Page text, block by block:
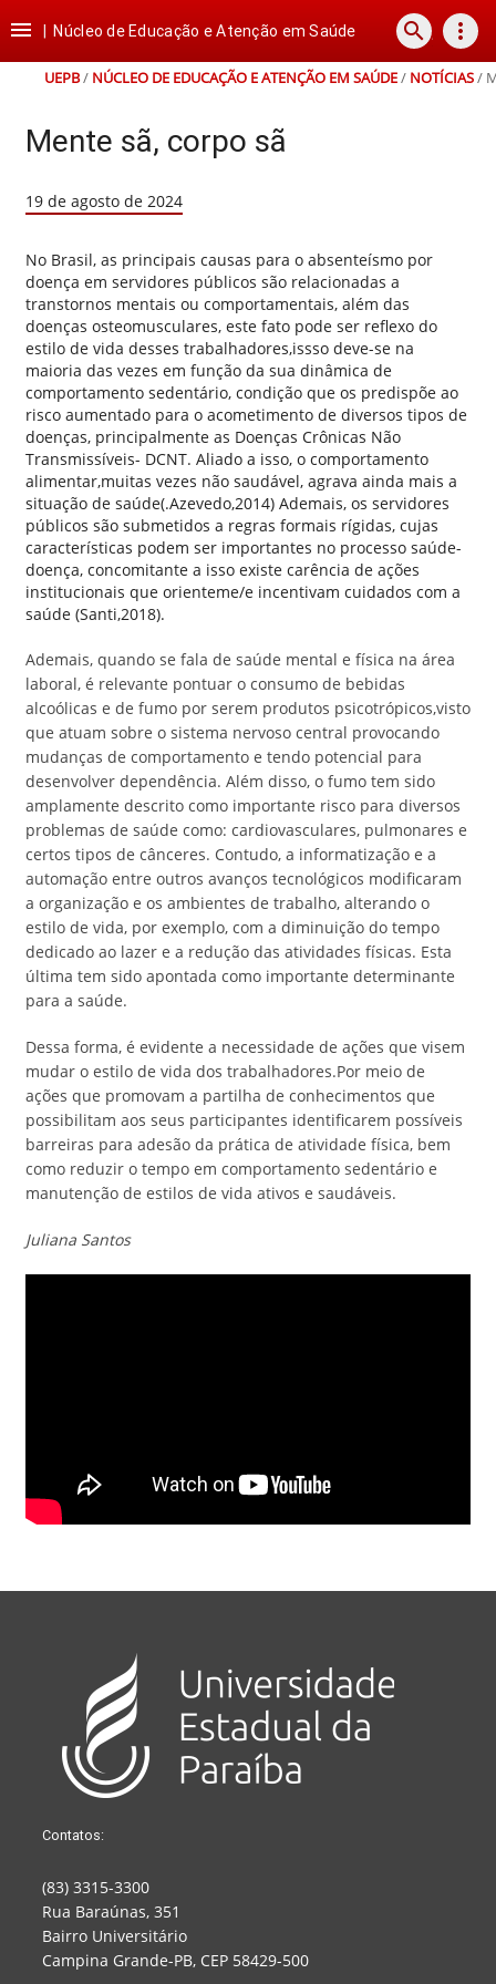
para
conteúdo
para
para
para
rodapé
 Núcleo de Educação e Atenção em Saúde search more_vert
UEPB/ NÚCLEO DE EDUCAÇÃO E ATENÇÃO EM SAÚDE/ NOTÍCIAS/
Mente sã, corpo sã
19 de agosto de 2024
No Brasil, as principais causas para o absenteísmo por
doença em servidores públicos são relacionadas a
transtornos mentais ou comportamentais, além das
doenças osteomusculares, este fato pode ser reflexo do
estilo de vida desses trabalhadores,issso deve-se na
maioria das vezes em função da sua dinâmica de
comportamento sedentário, condição que os predispõe ao
risco aumentado para o acometimento de diversos tipos de
doenças, principalmente as Doenças Crônicas Não
Transmissíveis- DCNT. Aliado a isso, o comportamento
alimentar,muitas vezes não saudável, agrava ainda mais a
situação de saúde(.Azevedo,2014) Ademais, os servidores
públicos são submetidos a regras formais rígidas, cujas
características podem ser importantes no processo saúde-
doença, concomitante a isso existe carência de ações
institucionais que orienteme/e incentivam cuidados com a
saúde (Santi,2018).
Ademais, quando se fala de saúde mental e física na área
laboral, é relevante pontuar o consumo de bebidas
alcoólicas e de fumo por serem produtos psicotrópicos,visto
que atuam sobre o sistema nervoso central provocando
mudanças de comportamento e tendo potencial para
desenvolver dependência. Além disso, o fumo tem sido
amplamente descrito como importante risco para diversos
problemas de saúde como: cardiovasculares, pulmonares e
certos tipos de cânceres. Contudo, a informatização e a
automação entre outros avanços tecnológicos modificaram
a organização e os ambientes de trabalho, alterando o
estilo de vida, por exemplo, com a diminuição do tempo
dedicado ao lazer e a redução das atividades físicas. Esta
última tem sido apontada como importante determinante
para a saúde.
Dessa forma, é evidente a necessidade de ações que visem
mudar o estilo de vida dos trabalhadores.Por meio de
ações que promovam a partilha de conhecimentos que
possibilitam aos seus participantes identificarem possíveis
barreiras para adesão da prática de atividade física, bem
como reduzir o tempo em comportamento sedentário e
manutenção de estilos de vida ativos e saudáveis.
Juliana Santos
Contatos:
(83) 3315-3300
Rua Baraúnas, 351
Bairro Universitário
Campina Grande-PB, CEP 58429-500